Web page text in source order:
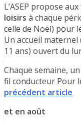
L’ASEP propose
loisirs à chaque
celle de Noël) pour
Un accueil
11 ans) ouvert du
Chaque semaine,
fil conducteur Pour
précédent article
et en août